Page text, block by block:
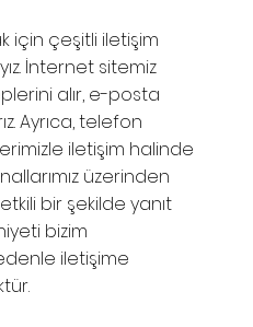
için çeşitli iletişim
İnternet sitemiz
alır, e-posta
Ayrıca, telefon
iletişim halinde
üzerinden
bir şekilde yanıt
bizim
iletişime